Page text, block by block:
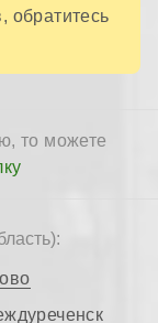
обратитесь
то можете